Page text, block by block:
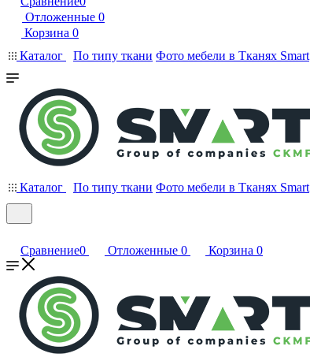
Отложенные 0
Корзина 0
Каталог
По типу ткани Фото мебели в Тканях Smart
Каталог По типу ткани Фото мебели в Тканях Smart
Сравнение0 Отложенные 0 Корзина 0